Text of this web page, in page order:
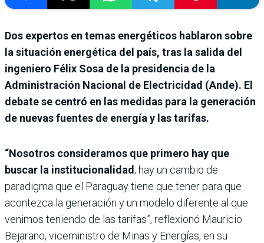
Dos expertos en temas energéticos hablaron sobre
la situación energética del país, tras la salida del
ingeniero Félix Sosa de la presidencia de la
Administración Nacional de Electricidad (Ande). El
debate se centró en las medidas para la generación
de nuevas fuentes de energía y las tarifas.
“Nosotros consideramos que primero hay que
buscar la institucionalidad; hay un cambio de
paradigma que el Paraguay tiene que tener para que
acontezca la generación y un modelo diferente al que
venimos teniendo de las tarifas”, reflexionó Mauricio
Bejarano, viceministro de Minas y Energías, en su